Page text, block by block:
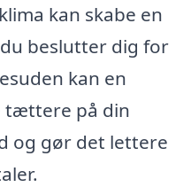
kan skabe en
beslutter dig for
kan en
tættere på din
og gør det lettere